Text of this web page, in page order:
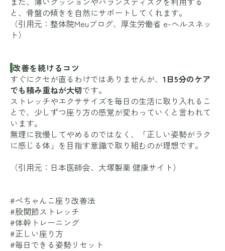
と、骨盤の傾きを自然にサポートしてくれます。
（引用元： 整体院Meuブログ、 厚生労働省 e-ヘルスネッ
ト）
改善を続けるコツ
すぐにクセが直るわけではありませんが、 1日5分のケア
でも積み重ねが大切です。
ストレッチやエクササイズを毎日の生活に取り入れるこ
とで、少しずつ座り方の感覚が変わっていくと言われて
います。
無理に我慢してやめるのではなく、「正しい姿勢がラク
に感じる体」を目指す意識で取り組むのが理想です。
（引用元： 日本医師会、 大塚製薬 健康サイト）
#ぺちゃんこ座り改善法
#股関節ストレッチ
#体幹トレーニング
#正しい座り方
#毎日できる姿勢リセット